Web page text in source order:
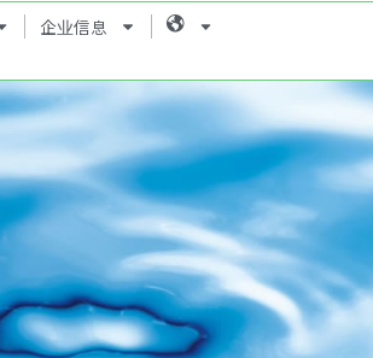
企业信息 Language